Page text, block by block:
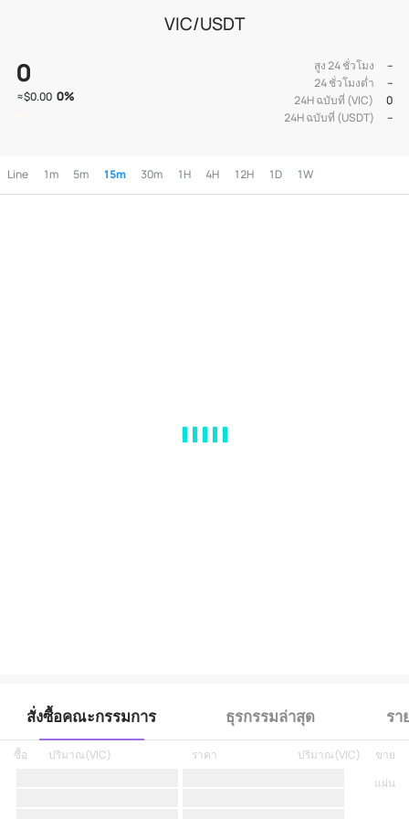
VIC/USDT
0
≈$0.00 0%
สูง 24 ชั่วโมง
--
24 ชั่วโมงต่ำ
--
24H ฉบับที่ (VIC)
0
24H ฉบับที่ (USDT)
--
Line 1m 5m 15m 30m 1H 4H 12H 1D 1W
สั่งซื้อคณะกรรมการ ธุรกรรมล่าสุด รา
ซื้อ ปริมาณ(VIC) ราคา
ขาย
แผ่น
ปริมาณ(VIC)